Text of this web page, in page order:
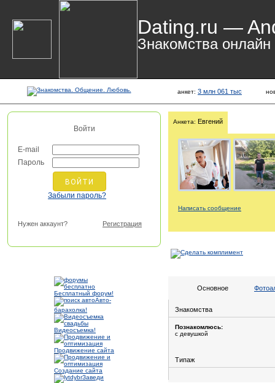
Dating.ru —
Знакомства онлайн
анкет: 3 млн 061 тыс
Войти
E-mail
Пароль
Забыли пароль?
Нужен аккаунт? Регистрация
Бесплатный форум!
Авто-
барахолка!
Видеосъемка!
Продвижение сайта
Создание сайта
Заведи
Анкета: Евгений
Написать сообщение
Основное
Знакомства
Познакомлюсь:
с девушкой
Типаж